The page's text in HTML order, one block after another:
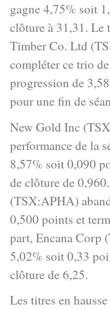
gagne 4,75% soit
clôture à 31,31. Le
Timber Co. Ltd
compléter ce trio
progression de
pour une fin de
New Gold Inc
performance de la
8,57% soit 0,090
de clôture de
(TSX:APHA)
0,500 points et
part, Encana Corp
5,02% soit 0,33
clôture de 6,25.
Les titres en